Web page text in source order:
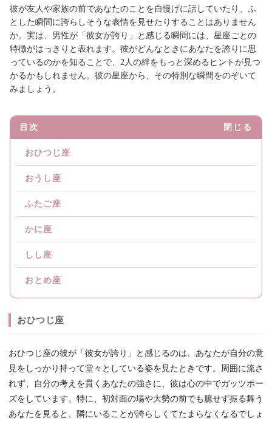
彼が友人や家族の前であなたのことを自慢げに話していたり、ふ
とした瞬間に誇らしそうな表情を見せたりすることはありません
か。実は、男性が「彼女が誇り」と感じる瞬間には、星座ごとの
特徴がはっきりと表れます。彼がどんなときにあなたを誇りに思
っているのかを知ることで、2人の絆をもっと深めるヒントが見つ
かるかもしれません。彼の星座から、その特別な瞬間をのぞいて
みましょう。
目次 閉じる
おひつじ座
おうし座
ふたご座
かに座
しし座
おとめ座
おひつじ座
おひつじ座の彼が「彼女が誇り」と感じるのは、あなたが自分の意
見をしっかり持って堂々としている姿を見たときです。周囲に流さ
れず、自分の考えを貫くあなたの強さに、彼は心の中でガッツポー
ズをしています。特に、初対面の場や大勢の前でも臆せず振る舞う
あなたを見ると、隣にいることが誇らしくてたまらなくなるでしょ